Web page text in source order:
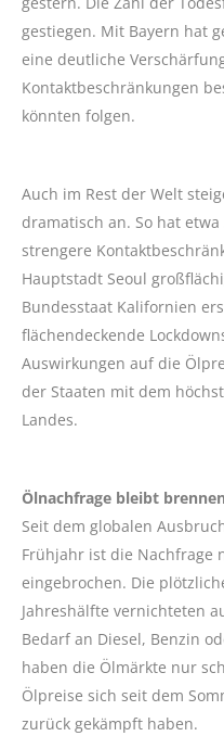
gestiegen. Mit Bayern hat
eine deutliche
Kontaktbeschränkungen
könnten folgen.
Auch im Rest der Welt
dramatisch an. So hat
strengere
Hauptstadt Seoul
Bundesstaat Kalifornien
flächendeckende
Auswirkungen auf die
der Staaten mit dem
Landes.
Ölnachfrage bleibt
Seit dem globalen
Frühjahr ist die Nachfrage
eingebrochen. Die
Jahreshälfte vernichteten
Bedarf an Diesel, Benzin
haben die Ölmärkte nur
Ölpreise sich seit dem
zurück gekämpft haben.